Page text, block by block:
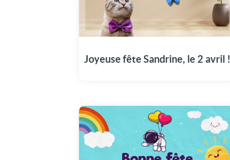
Joyeuse fête Sandrine, le 2 avril !
Le 2 avril, joignez-vous à la fête en visionnant